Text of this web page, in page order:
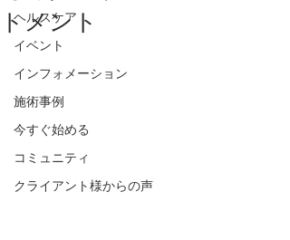
ヘルスケア
イベント
インフォメーション
施術事例
今すぐ始める
コミュニティ
クライアント様からの声
トメント